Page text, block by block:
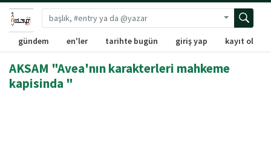
Gelişmiş
gündem en'ler tarihte bugün giriş yap kayıt ol
AKSAM "Avea'nın karakterleri mahkeme
kapisinda "